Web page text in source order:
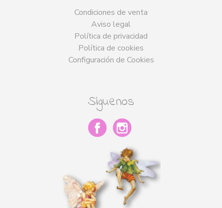
Condiciones de venta
Aviso legal
Política de privacidad
Política de cookies
Configuración de Cookies
Síguenos